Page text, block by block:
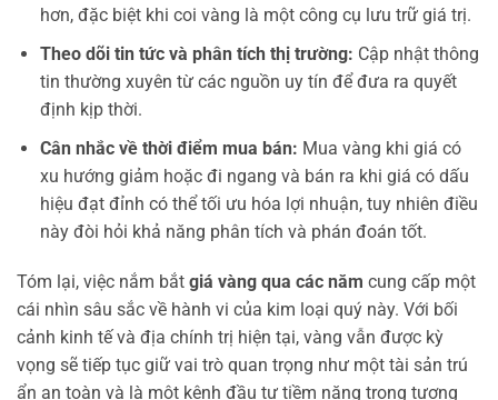
hơn, đặc biệt khi coi vàng là một công cụ lưu trữ giá trị.
Theo dõi tin tức và phân tích thị trường: Cập nhật thông
tin thường xuyên từ các nguồn uy tín để đưa ra quyết
định kịp thời.
Cân nhắc về thời điểm mua bán: Mua vàng khi giá có
xu hướng giảm hoặc đi ngang và bán ra khi giá có dấu
hiệu đạt đỉnh có thể tối ưu hóa lợi nhuận, tuy nhiên điều
này đòi hỏi khả năng phân tích và phán đoán tốt.
Tóm lại, việc nắm bắt giá vàng qua các năm cung cấp một
cái nhìn sâu sắc về hành vi của kim loại quý này. Với bối
cảnh kinh tế và địa chính trị hiện tại, vàng vẫn được kỳ
vọng sẽ tiếp tục giữ vai trò quan trọng như một tài sản trú
ẩn an toàn và là một kênh đầu tư tiềm năng trong tương